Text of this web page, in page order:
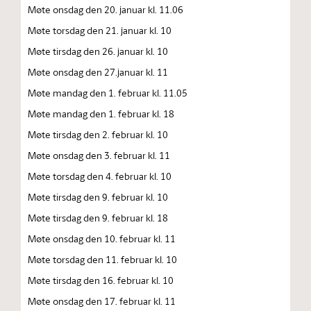
Møte onsdag den 20. januar kl. 11.06
Møte torsdag den 21. januar kl. 10
Møte tirsdag den 26. januar kl. 10
Møte onsdag den 27.januar kl. 11
Møte mandag den 1. februar kl. 11.05
Møte mandag den 1. februar kl. 18
Møte tirsdag den 2. februar kl. 10
Møte onsdag den 3. februar kl. 11
Møte torsdag den 4. februar kl. 10
Møte tirsdag den 9. februar kl. 10
Møte tirsdag den 9. februar kl. 18
Møte onsdag den 10. februar kl. 11
Møte torsdag den 11. februar kl. 10
Møte tirsdag den 16. februar kl. 10
Møte onsdag den 17. februar kl. 11